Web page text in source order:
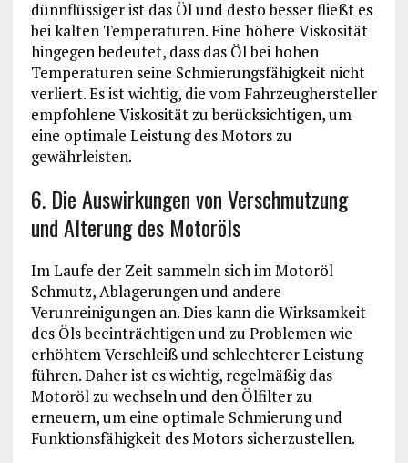
dünnflüssiger ist das Öl und desto besser fließt es
bei kalten Temperaturen. Eine höhere Viskosität
hingegen bedeutet, dass das Öl bei hohen
Temperaturen seine Schmierungsfähigkeit nicht
verliert. Es ist wichtig, die vom Fahrzeughersteller
empfohlene Viskosität zu berücksichtigen, um
eine optimale Leistung des Motors zu
gewährleisten.
6. Die Auswirkungen von Verschmutzung
und Alterung des Motoröls
Im Laufe der Zeit sammeln sich im Motoröl
Schmutz, Ablagerungen und andere
Verunreinigungen an. Dies kann die Wirksamkeit
des Öls beeinträchtigen und zu Problemen wie
erhöhtem Verschleiß und schlechterer Leistung
führen. Daher ist es wichtig, regelmäßig das
Motoröl zu wechseln und den Ölfilter zu
erneuern, um eine optimale Schmierung und
Funktionsfähigkeit des Motors sicherzustellen.